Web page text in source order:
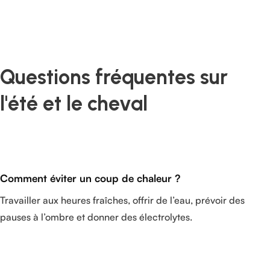
Questions fréquentes sur
l'été et le cheval
Comment éviter un coup de chaleur ?
Travailler aux heures fraîches, offrir de l’eau, prévoir des
pauses à l’ombre et donner des électrolytes.